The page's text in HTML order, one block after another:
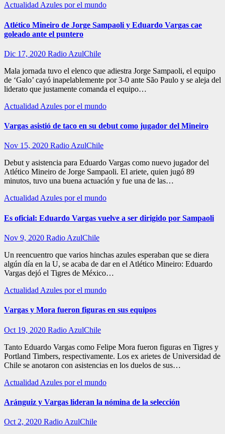
ActualidadAzules por el mundo
Atlético Mineiro de Jorge Sampaoli y Eduardo Vargas cae
goleado ante el puntero
Dic 17, 2020 Radio AzulChile
Mala jornada tuvo el elenco que adiestra Jorge Sampaoli, el equipo
de ‘Galo’ cayó inapelablemente por 3-0 ante São Paulo y se aleja del
liderato que justamente comanda el equipo…
Actualidad Azules por el mundo
Vargas asistió de taco en su debut como jugador del Mineiro
Nov 15, 2020 Radio AzulChile
Debut y asistencia para Eduardo Vargas como nuevo jugador del
Atlético Mineiro de Jorge Sampaoli. El ariete, quien jugó 89
minutos, tuvo una buena actuación y fue una de las…
ActualidadAzules por el mundo
Es oficial: Eduardo Vargas vuelve a ser dirigido por Sampaoli
Nov 9, 2020 Radio AzulChile
Un reencuentro que varios hinchas azules esperaban que se diera
algún día en la U, se acaba de dar en el Atlético Mineiro: Eduardo
Vargas dejó el Tigres de México…
Actualidad Azules por el mundo
Vargas y Mora fueron figuras en sus equipos
Oct 19, 2020 Radio AzulChile
Tanto Eduardo Vargas como Felipe Mora fueron figuras en Tigres y
Portland Timbers, respectivamente. Los ex arietes de Universidad de
Chile se anotaron con asistencias en los duelos de sus…
Actualidad Azules por el mundo
Aránguiz y Vargas lideran la nómina de la selección
Oct 2, 2020 Radio AzulChile